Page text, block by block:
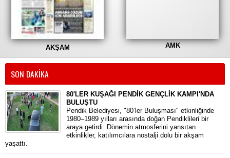
AKŞAM AMK
SON DAKİKA
80'LER KUŞAĞI PENDİK GENÇLİK KAMPI'NDA
BULUŞTU
Pendik Belediyesi, "80’ler Buluşması" etkinliğinde
1980–1989 yılları arasında doğan Pendiklileri bir
araya getirdi. Dönemin atmosferini yansıtan
etkinlikler, katılımcılara nostalji dolu bir akşam
yaşattı.